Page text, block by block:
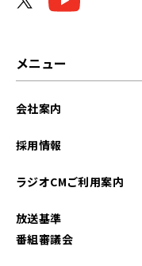
メニュー
会社案内
採用情報
ラジオCMご利用案内
放送基準
番組審議会